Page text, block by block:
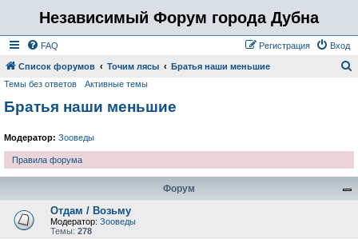
Независимый Форум города Дубна
FAQ Вход
Регистрация
Список форумов Точим лясы Братья наши меньшие
Темы без ответов Активные темы
Братья наши меньшие
Модератор: Зооведы
Правила форума
Форум
Отдам / Возьму
Модератор: Зооведы
Темы: 278